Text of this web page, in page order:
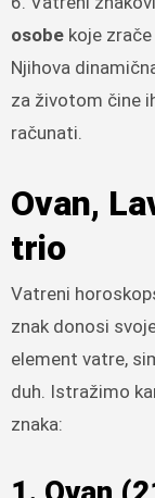
osobekoje zrače
Njihova
za životom čine
računati.
Ovan,
trio
Vatreni
znak donosi
element vatre,
duh. Istražimo
znaka: